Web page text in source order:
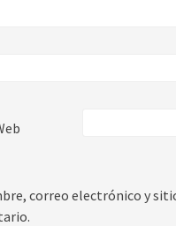
correo electrónico y